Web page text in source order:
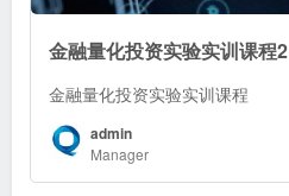
金融量化投资实验实训课程2
金融量化投资实验实训课程
admin
Manager